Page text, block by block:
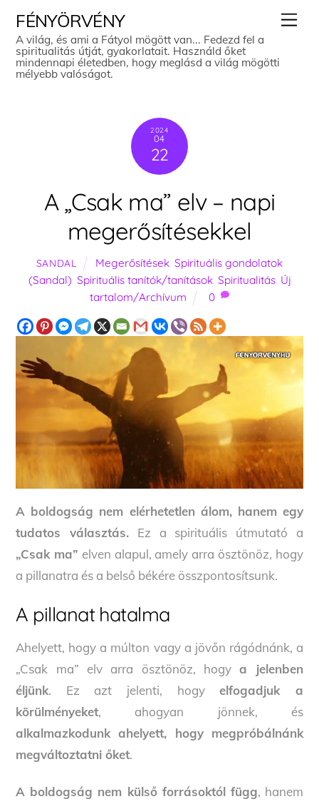
content
FÉNYÖRVÉNY
A világ, és ami a Fátyol mögött van... Fedezd fel a
spiritualitás útját, gyakorlatait. Használd őket
mindennapi életedben, hogy meglásd a világ mögötti
mélyebb valóságot.
2024
04
22
A „Csak ma” elv – napi
megerősítésekkel
SANDAL Megerősítések ,Spirituális gondolatok
(Sandal) Spirituális tanítók/tanítások, Spiritualitás, Új
tartalom/Archívum
0
A boldogság nem elérhetetlen álom, hanem egy
tudatos választás. Ez a spirituális útmutató a
„Csak ma” elven alapul, amely arra ösztönöz, hogy
a pillanatra és a belső békére összpontosítsunk.
A pillanat hatalma
Ahelyett, hogy a múlton vagy a jövőn rágódnánk, a
„Csak ma” elv arra ösztönöz, hogya jelenben
éljünk. Ez azt jelenti, hogyelfogadjuk a
körülményeket, ahogyan jönnek, és
alkalmazkodunk ahelyett, hogy megpróbálnánk
megváltoztatni őket.
A boldogság nem külső forrásoktól függ, hanem